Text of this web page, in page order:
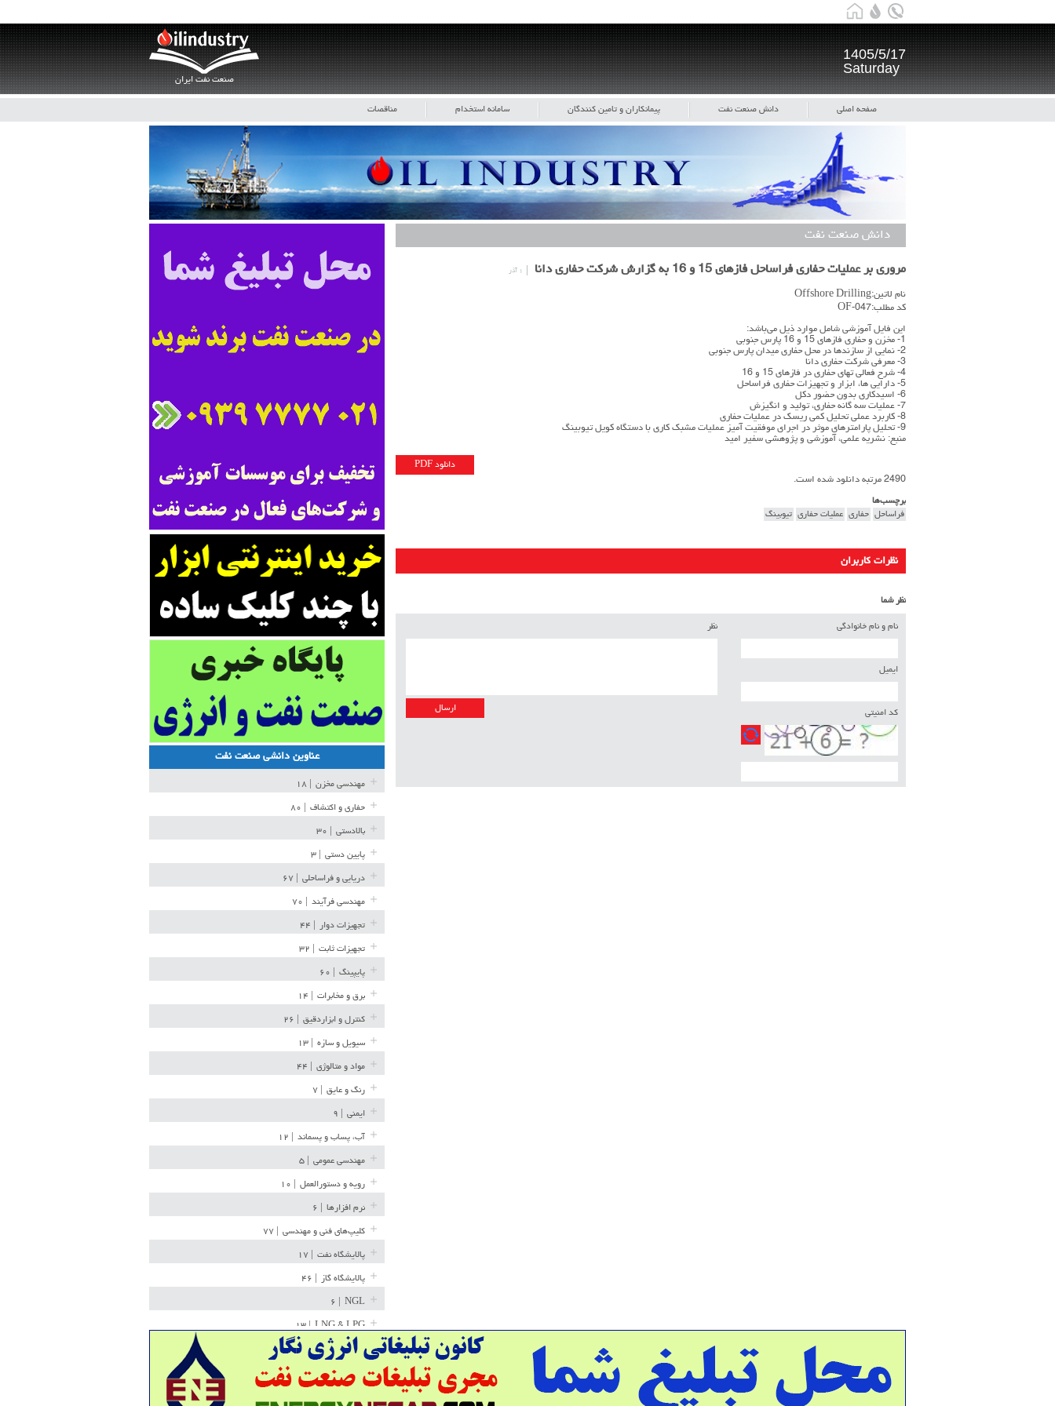
صنعت نفت ایران
1405/5/17
Saturday
صفحه اصلی دانش صنعت نفت پیمانکاران و تامین کنندگان سامانه استخدام مناقصات
دانش صنعت نفت
مروری بر عملیات حفاری فراساحل فازهای 15 و 16 به گزارش شرکت حفاری دانا ۱ آذر
نام لاتین:Offshore Drilling
کد مطلب:OF-047
این فایل آموزشی شامل موارد ذیل می‌باشد:
1- مخزن و حفاری فازهای 15 و 16 پارس جنوبی
2- نمایی از سازندها در محل حفاری میدان پارس جنوبی
3- معرفی شرکت حفاری دانا
4- شرح فعالی تهای حفاری در فازهای 15 و 16
5- دارایی ها، ابزار و تجهیزات حفاری فراساحل
6- اسیدکاری بدون حضور دکل
7- عملیات سه گانه حفاری، تولید و انگیزش
8- کاربرد عملی تحلیل کمی ریسک در عملیات حفاری
9- تحلیل پارامترهای موثر در اجرای موفقیت آمیز عملیات مشبک کاری با دستگاه کویل تیوبینگ
منبع: نشریه علمی، آموزشی و پژوهشی سفیر امید
دانلود PDF
2490 مرتبه دانلود شده است.
برچسب‌ها
فراساحل حفاری عملیات حفاری تیوبینگ
نظرات کاربران
نظر شما
نام و نام خانوادگی
ایمیل
کد امنیتی
نظر
عناوین دانشی صنعت نفت
مهندسی مخزن
حفاری و اکتشاف
بالادستی
پایین دستی
دریایی و فراساحلی
مهندسی فرآیند
تجهیزات دوار
تجهیزات ثابت
پایپینگ
برق و مخابرات
کنترل و ابزاردقیق
سیویل و سازه
مواد و متالوژی
رنگ و عایق
ایمنی
آب، پساب و پسماند
مهندسی عمومی
رویه و دستورالعمل
نرم افزارها
کلیپ‌های فنی و مهندسی
پالایشگاه نفت
پالایشگاه گاز
NGL
LNG & LPG | ۱۳
خط لوله | ۳۶
مخازن ذخیره